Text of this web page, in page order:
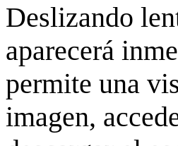
Deslizando
aparecerá
permite una
imagen,